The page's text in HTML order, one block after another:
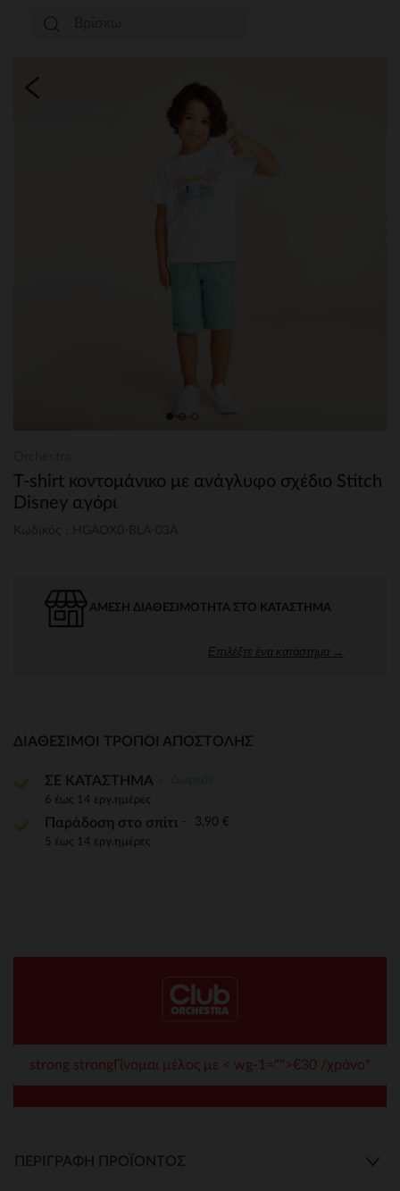
T-shirt κοντομάνικο με ανάγλυφο σχέδιο Stitch
Disney αγόρι
ΆΜΕΣΗ ΔΙΑΘΕΣΙΜΌΤΗΤΑ ΣΤΟ ΚΑΤΆΣΤΗΜΑ
Επιλέξτε ένα κατάστημα →
ΔΙΑΘΈΣΙΜΟΙ ΤΡΌΠΟΙ ΑΠΟΣΤΟΛΉΣ
ΣΕ ΚΑΤΑΣΤΗΜΑ
6 έως 14 εργ.ημέρες
Παράδοση στο σπίτι 3,90 €
5 έως 14 εργ.ημέρες
strong strongΓίνομαι μέλος με < wg-1="">€30 /χρόνο*
ΠΕΡΙΓΡΑΦΉ ΠΡΟΪΌΝΤΟΣ